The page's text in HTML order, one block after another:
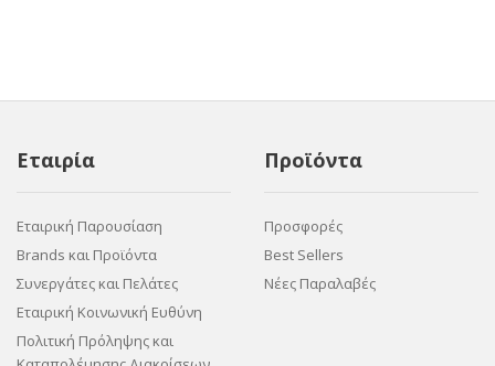
Εταιρία
Εταιρική Παρουσίαση
Brands και Προϊόντα
Συνεργάτες και Πελάτες
Εταιρική Κοινωνική Ευθύνη
Πολιτική Πρόληψης και
Προϊόντα
Προσφορές
Best Sellers
Νέες Παραλαβές